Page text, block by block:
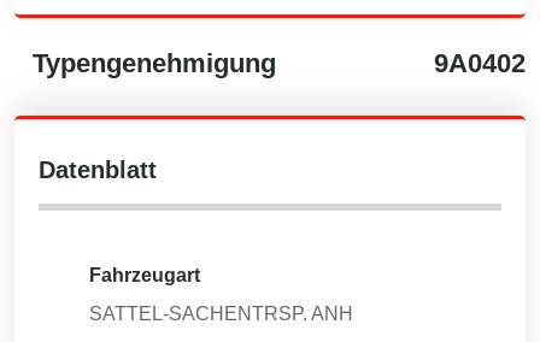
Typengenehmigung 9A0402
Datenblatt
Fahrzeugart
SATTEL-SACHENTRSP. ANH